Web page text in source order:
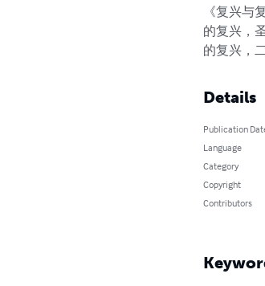
《复兴与
的复兴，
的复兴，
Details
Publication
Language
Category
Copyright
Contributors